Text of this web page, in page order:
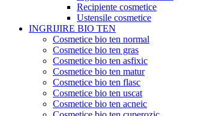
Recipiente cosmetice
Ustensile cosmetice
INGRIJIRE BIO TEN
Cosmetice bio ten normal
Cosmetice bio ten gras
Cosmetice bio ten asfixic
Cosmetice bio ten matur
Cosmetice bio ten flasc
Cosmetice bio ten uscat
Cosmetice bio ten acneic